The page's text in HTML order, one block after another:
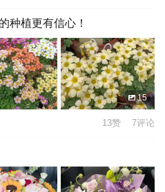
种植更有信心！
15
13赞 7评论